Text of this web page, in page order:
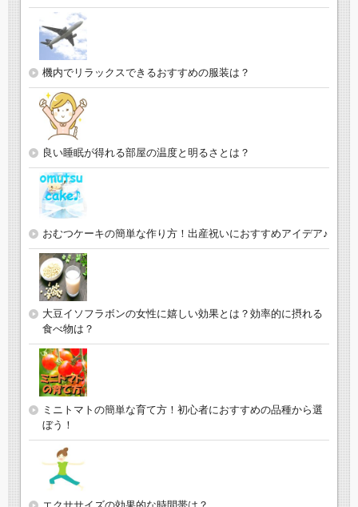
機内でリラックスできるおすすめの服装は？
良い睡眠が得れる部屋の温度と明るさとは？
おむつケーキの簡単な作り方！出産祝いにおすすめアイデア♪
大豆イソフラボンの女性に嬉しい効果とは？効率的に摂れる
食べ物は？
ミニトマトの簡単な育て方！初心者におすすめの品種から選
ぼう！